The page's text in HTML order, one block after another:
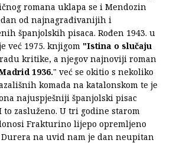
romana uklapa se i Mendozin
od najnagrađivanijih i
španjolskih pisaca. Rođen 1943. u
već 1975. knjigom "Istina o slučaju
kritike, a njegov najnoviji roman
1936." već se okitio s nekoliko
komada na katalonskom te je
najuspješniji španjolski pisac
zasluženo. U tri godine starom
Frakturino lijepo opremljeno
na uvid nam je dan neupitan